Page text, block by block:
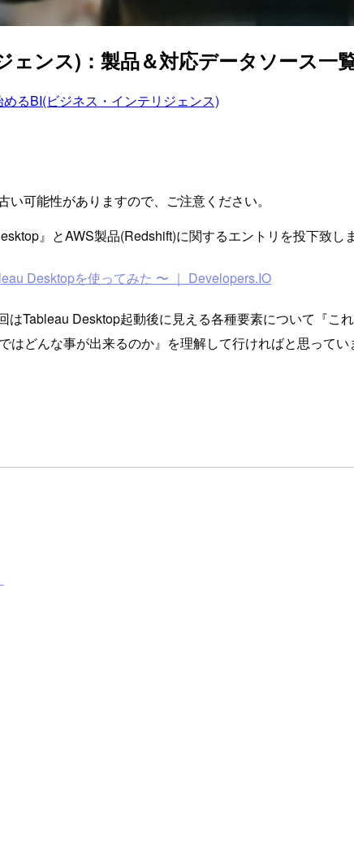
ンス)：製品＆対応データソース一
るBI(ビジネス・インテリジェンス)
可能性がありますので、ご注意ください。
』とAWS製品(Redshift)に関するエントリを投下致し
Desktopを使ってみた 〜 ｜ Developers.IO
Tableau Desktop起動後に見える各種要素について『こ
どんな事が出来るのか』を理解して行ければと思って